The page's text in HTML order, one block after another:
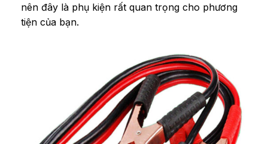
nên đây là phụ kiện rất quan trọng cho phương
tiện của bạn.